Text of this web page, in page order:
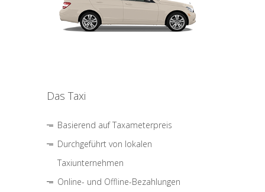
Das Taxi
Basierend auf Taxameterpreis
Durchgeführt von lokalen
Taxiunternehmen
Online- und Offline-Bezahlungen